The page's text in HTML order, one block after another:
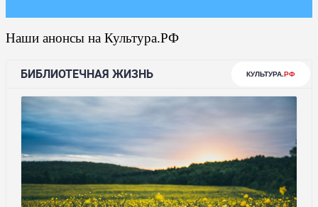
Наши анонсы на Культура.РФ